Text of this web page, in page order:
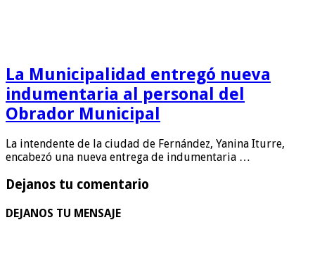
La Municipalidad entregó nueva
indumentaria al personal del
Obrador Municipal
La intendente de la ciudad de Fernández, Yanina Iturre,
encabezó una nueva entrega de indumentaria …
Dejanos tu comentario
DEJANOS TU MENSAJE